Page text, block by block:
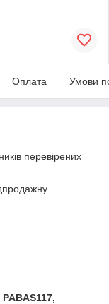
Оплата Умови
перевірених